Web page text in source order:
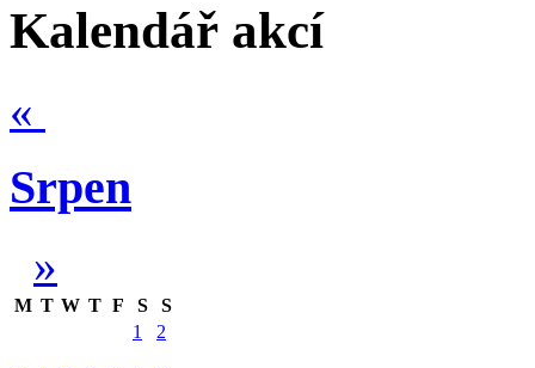
Kalendář akcí
«
Srpen
»
M T W T F S
S
1
2